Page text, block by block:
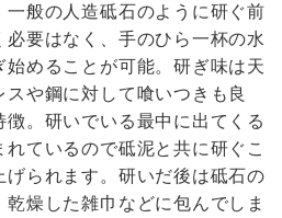
一般の人造砥石のように研ぐ前
要はなく、手のひら一杯の水
始めることが可能。研ぎ味は天
や鋼に対して喰いつきも良
徴。研いでいる最中に出てくる
ているので砥泥と共に研ぐこ
げられます。研いだ後は砥石の
燥した雑巾などに包んでしま